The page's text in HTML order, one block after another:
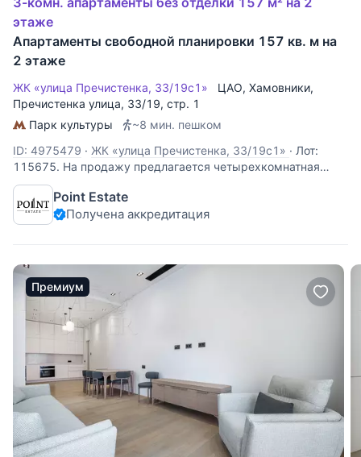
этаже
Апартаменты свободной планировки 157 кв. м на
2 этаже
ЖК «улица Пречистенка, 33/19с1» ЦАО, Хамовники,
Пречистенка улица, 33/19, стр. 1
Парк культуры
~8 мин. пешком
ID: 4975479 · ЖК «улица Пречистенка, 33/19с1» · Лот:
115675. На продажу предлагается четырехкомнатная
двухуровневая квартира свободной планировки, площадью
157 кв.м., в историческом центре столицы. Возможная
планировка: 1-й уровень: кухня-гостиная, две спальни,
Point Estate
Получена аккредитация
Премиум